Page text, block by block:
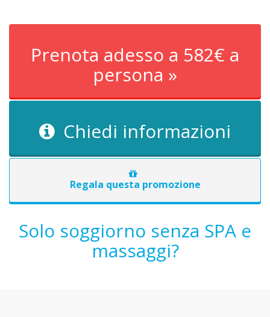
Prenota adesso a 582€ a
persona »
Chiedi informazioni
Regala questa promozione
Solo soggiorno senza SPA e
massaggi?